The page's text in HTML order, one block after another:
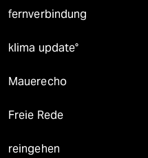
fernverbindung
klima update°
Mauerecho
Freie Rede
reingehen